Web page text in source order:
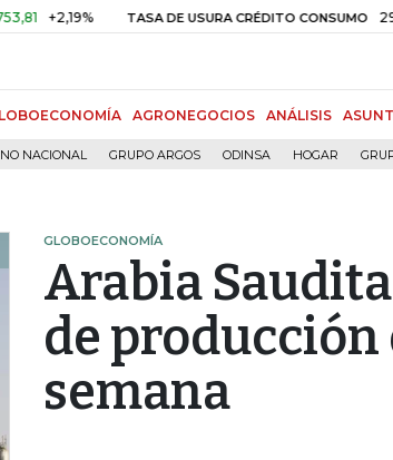
TASA DE USURA CRÉDITO CONSUMO 29,66%
AGRONEGOCIOS ANÁLISIS
NACIONAL GRUPO ARGOS ODINSA HOGAR
GLOBOECONOMÍA
Arabia
de
semana